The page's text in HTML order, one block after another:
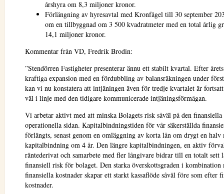
årshyra om 8,3 miljoner kronor.
Förlängning av hyresavtal med Kronfågel till 30 september
om en tillbyggnad om 3 500 kvadratmeter med en total årlig
14,1 miljoner kronor.
Kommentar från VD, Fredrik Brodin:
”Stendörren Fastigheter presenterar ännu ett stabilt kvartal. Efter
kraftiga expansion med en fördubbling av balansräkningen under
kan vi nu konstatera att intjäningen även för tredje kvartalet är
väl i linje med den tidigare kommunicerade intjäningsförmågan.
Vi arbetar aktivt med att minska Bolagets risk såväl på den finansiella
operationella sidan. Kapitalbindningstiden för vår säkerställda
förlängts, senast genom en omläggning av korta lån om drygt en
kapitalbindning om 4 år. Den längre kapitalbindningen, en aktiv
räntederivat och samarbete med fler långivare bidrar till en totalt sett
finansiell risk för bolaget. Den starka överskottsgraden i kombination
finansiella kostnader skapar ett starkt kassaflöde såväl före som efter
kostnader.